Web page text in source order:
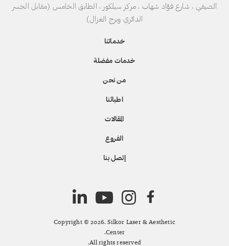
الصيفي ، شارع فؤاد شهاب ، مركز سيلكور ، الطابق الخامس (مقابل الجسر
الدائري وبرج الغزال)
خدماتنا
خدمات مفضلة
من نحن
اطبائنا
المقالات
الفروع
إتصل بنا
Copyright © 2026. Silkor Laser & Aesthetic
Center.
All rights reserved.